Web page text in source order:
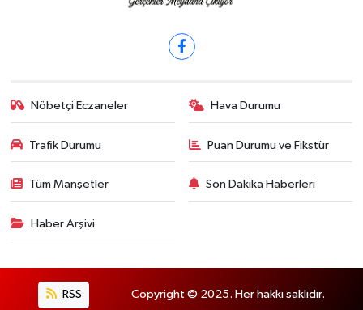
Nöbetçi Eczaneler Hava Durumu
Trafik Durumu Puan Durumu ve Fikstür
Tüm Manşetler Son Dakika Haberleri
Haber Arşivi
RSS Copyright © 2025. Her hakkı saklıdır.